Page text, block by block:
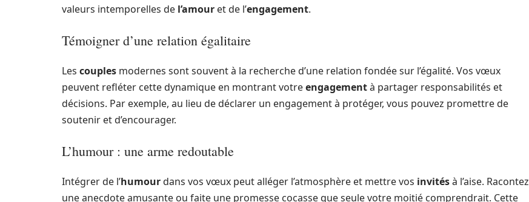
valeurs intemporelles de l’amour et de l’engagement.
Témoigner d’une relation égalitaire
Les couples modernes sont souvent à la recherche d’une relation fondée sur l’égalité. Vos vœux
peuvent refléter cette dynamique en montrant votreengagementà partager responsabilités et
décisions. Par exemple, au lieu de déclarer un engagement à protéger, vous pouvez promettre de
soutenir et d’encourager.
L’humour : une arme redoutable
Intégrer de l’humourdans vos vœux peut alléger l’atmosphère et mettre vos invitésà l’aise. Racontez
une anecdote amusante ou faite une promesse cocasse que seule votre moitié comprendrait. Cette